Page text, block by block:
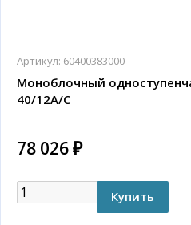
Артикул: 60400383000
Моноблочный
40/12A/C
78 026 ₽